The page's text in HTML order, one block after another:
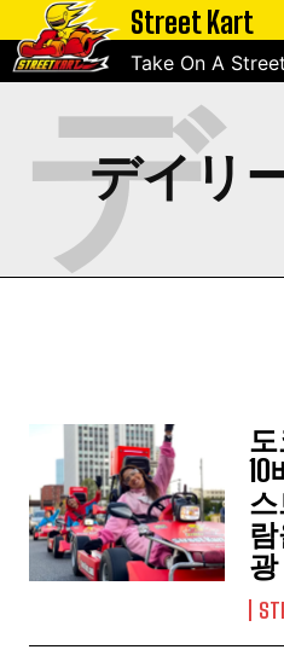
Street Kart
Take On A
デイリ
デ